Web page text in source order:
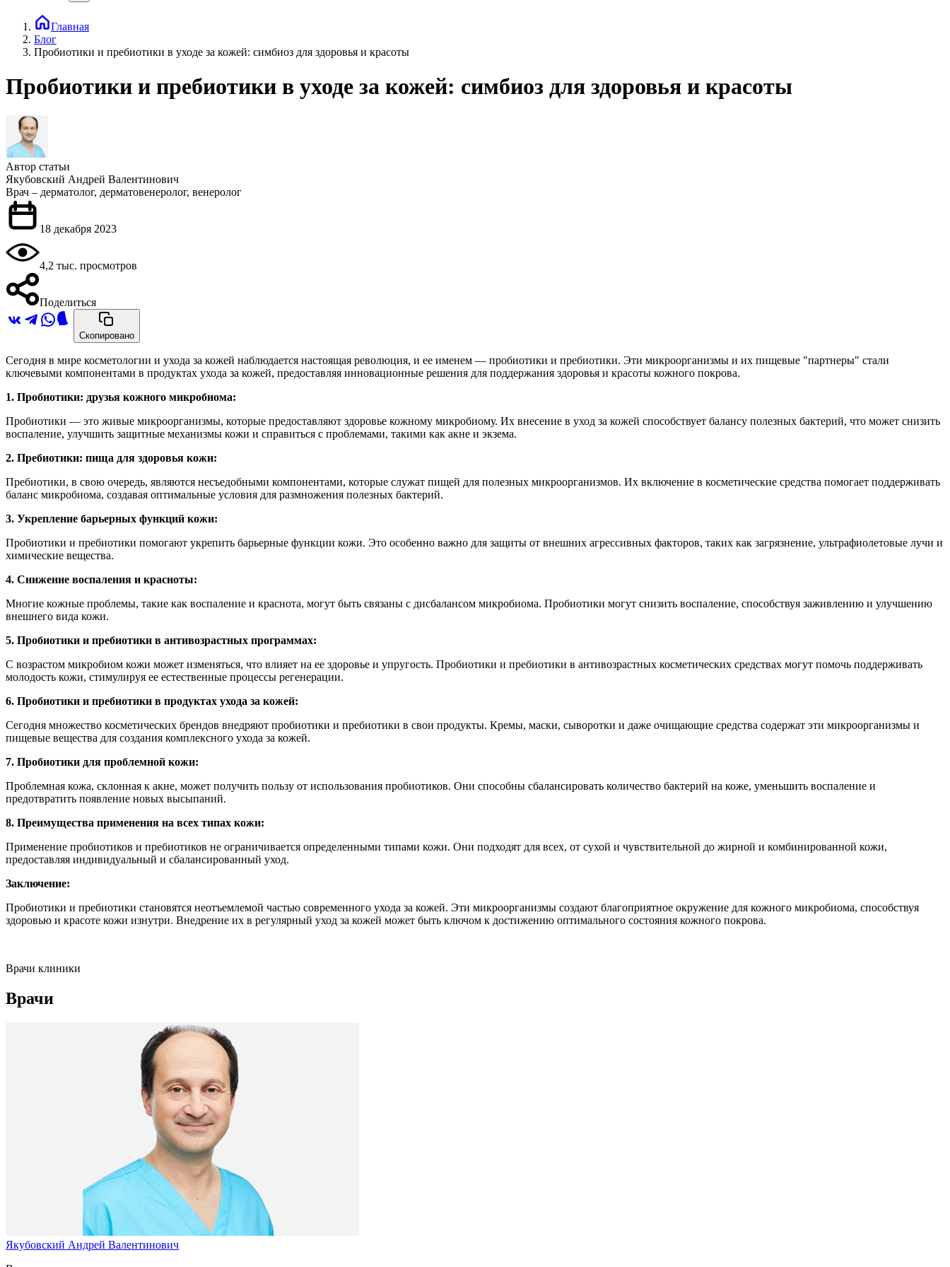
Главная
Блог
Пробиотики и пребиотики в уходе за кожей: симбиоз для здоровья и красоты
Пробиотики и пребиотики в уходе за кожей: симбиоз для здоровья и красоты
Автор статьи
Якубовский Андрей Валентинович
Врач – дерматолог, дерматовенеролог, венеролог
18 декабря 2023
4,2 тыс. просмотров
Поделиться
Скопировано
Сегодня в мире косметологии и ухода за кожей наблюдается настоящая революция, и ее именем — пробиотики и пребиотики. Эти микроорганизмы и их пищевые "партнеры" стали
ключевыми компонентами в продуктах ухода за кожей, предоставляя инновационные решения для поддержания здоровья и красоты кожного покрова.
1. Пробиотики: друзья кожного микробиома:
Пробиотики — это живые микроорганизмы, которые предоставляют здоровье кожному микробиому. Их внесение в уход за кожей способствует балансу полезных бактерий, что может снизить
воспаление, улучшить защитные механизмы кожи и справиться с проблемами, такими как акне и экзема.
2. Пребиотики: пища для здоровья кожи:
Пребиотики, в свою очередь, являются несъедобными компонентами, которые служат пищей для полезных микроорганизмов. Их включение в косметические средства помогает поддерживать
баланс микробиома, создавая оптимальные условия для размножения полезных бактерий.
3. Укрепление барьерных функций кожи:
Пробиотики и пребиотики помогают укрепить барьерные функции кожи. Это особенно важно для защиты от внешних агрессивных факторов, таких как загрязнение, ультрафиолетовые лучи и
химические вещества.
4. Снижение воспаления и красноты:
Многие кожные проблемы, такие как воспаление и краснота, могут быть связаны с дисбалансом микробиома. Пробиотики могут снизить воспаление, способствуя заживлению и улучшению
внешнего вида кожи.
5. Пробиотики и пребиотики в антивозрастных программах:
С возрастом микробиом кожи может изменяться, что влияет на ее здоровье и упругость. Пробиотики и пребиотики в антивозрастных косметических средствах могут помочь поддерживать
молодость кожи, стимулируя ее естественные процессы регенерации.
6. Пробиотики и пребиотики в продуктах ухода за кожей:
Сегодня множество косметических брендов внедряют пробиотики и пребиотики в свои продукты. Кремы, маски, сыворотки и даже очищающие средства содержат эти микроорганизмы и
пищевые вещества для создания комплексного ухода за кожей.
7. Пробиотики для проблемной кожи:
Проблемная кожа, склонная к акне, может получить пользу от использования пробиотиков. Они способны сбалансировать количество бактерий на коже, уменьшить воспаление и
предотвратить появление новых высыпаний.
8. Преимущества применения на всех типах кожи:
Применение пробиотиков и пребиотиков не ограничивается определенными типами кожи. Они подходят для всех, от сухой и чувствительной до жирной и комбинированной кожи,
предоставляя индивидуальный и сбалансированный уход.
Заключение:
Пробиотики и пребиотики становятся неотъемлемой частью современного ухода за кожей. Эти микроорганизмы создают благоприятное окружение для кожного микробиома, способствуя
здоровью и красоте кожи изнутри. Внедрение их в регулярный уход за кожей может быть ключом к достижению оптимального состояния кожного покрова.
Врачи клиники
Врачи
Якубовский Андрей Валентинович